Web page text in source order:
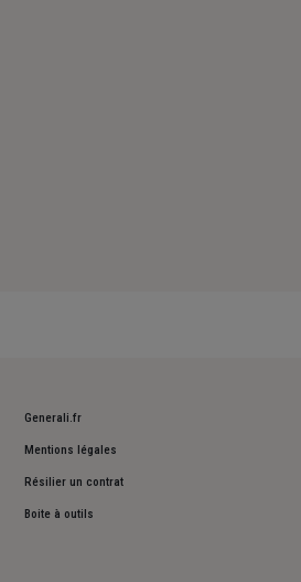
Generali.fr
Mentions légales
Résilier un contrat
Boite à outils